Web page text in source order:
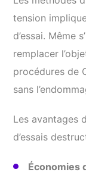
tension
d’essai. Même
remplacer
procédures de
sans
Les avantages
d’essais
Économies